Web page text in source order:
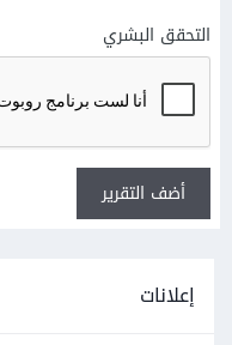
التحقق البشري
أضف التقرير
إعلانات